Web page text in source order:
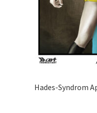
Hades-Syndrom